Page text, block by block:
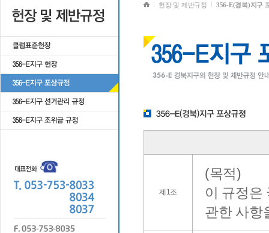
헌장 및 제반규정 356-E(경북)지구
제1조
(목적)
이 규정은
관한 사항